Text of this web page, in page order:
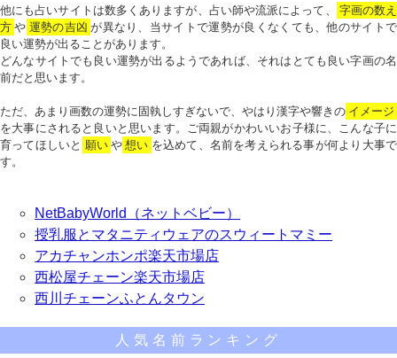
他にも占いサイトは数多くありますが、占い師や流派によって、
字画の数え
方 や 運勢の吉凶 が異なり、当サイトで運勢が良くなくても、他のサイトで
良い運勢が出ることがあります。
どんなサイトでも良い運勢が出るようであれば、それはとても良い字画の名
前だと思います。
ただ、あまり画数の運勢に固執しすぎないで、やはり漢字や響きの イメージ
を大事にされると良いと思います。ご両親がかわいいお子様に、こんな子に
育ってほしいと 願い や 想い を込めて、名前を考えられる事が何より大事で
す。
NetBabyWorld（ネットベビー）
授乳服とマタニティウェアのスウィートマミー
アカチャンホンポ楽天市場店
西松屋チェーン楽天市場店
西川チェーンふとんタウン
人気名前ランキング